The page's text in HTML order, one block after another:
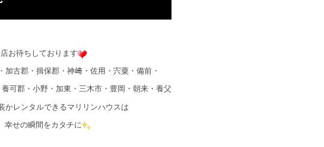
お待ちしております
古郡・揖保郡・神﨑・佐用・宍粟・備前・
可郡・小野・加東・三木市・豊岡・朝来・養父
かレンタルできるマリリンハウスは
せの瞬間をカタチに